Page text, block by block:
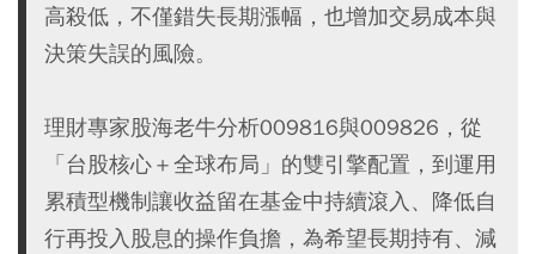
高殺低，不僅錯失長期漲幅，也增加交易成本與
決策失誤的風險。
理財專家股海老牛分析009816與009826，從
「台股核心＋全球布局」的雙引擎配置，到運用
累積型機制讓收益留在基金中持續滾入、降低自
行再投入股息的操作負擔，為希望長期持有、減